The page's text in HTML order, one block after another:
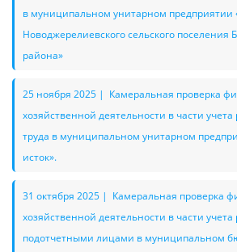
в муниципальном унитарном предприятии
Новоджерелиевского сельского поселения
района»
25 ноября 2025 | Камеральная проверка
хозяйственной деятельности в части учета
труда в муниципальном унитарном
исток».
31 октября 2025 | Камеральная проверка
хозяйственной деятельности в части учета
подотчетными лицами в муниципальном